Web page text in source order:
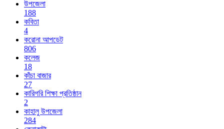
উপজেলা
188
কবিতা
4
করোনা আপডেট
806
কলেজ
18
কাঁচা বাজার
27
কারিগরি শিক্ষা প্রতিষ্ঠান
2
কাহালু উপজেলা
284